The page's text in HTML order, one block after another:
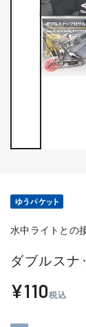
水中ライトとの
ダブルスナ
¥110税込